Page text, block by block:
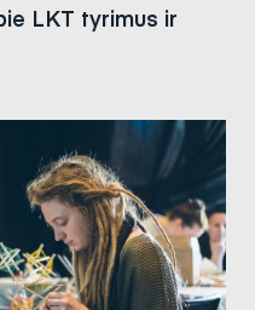
LKT tyrimus ir